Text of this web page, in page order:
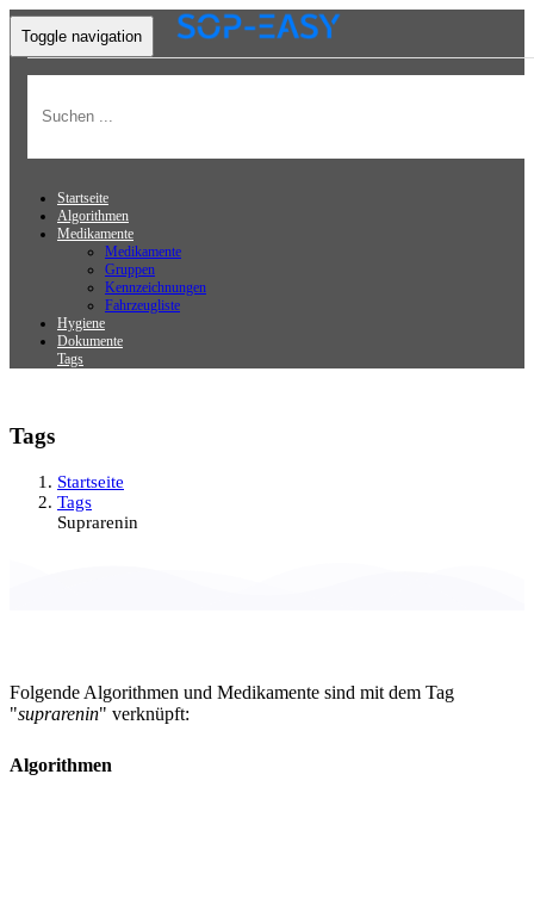
Toggle navigation
Startseite
Algorithmen
Medikamente
Medikamente
Gruppen
Kennzeichnungen
Fahrzeugliste
Hygiene
Dokumente
Tags
Tags
Startseite
Tags
Suprarenin
Folgende Algorithmen und Medikamente sind mit dem Tag
"suprarenin" verknüpft:
Algorithmen